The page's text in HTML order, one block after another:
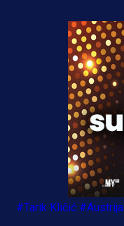
#Tarik Kličić #Austrija